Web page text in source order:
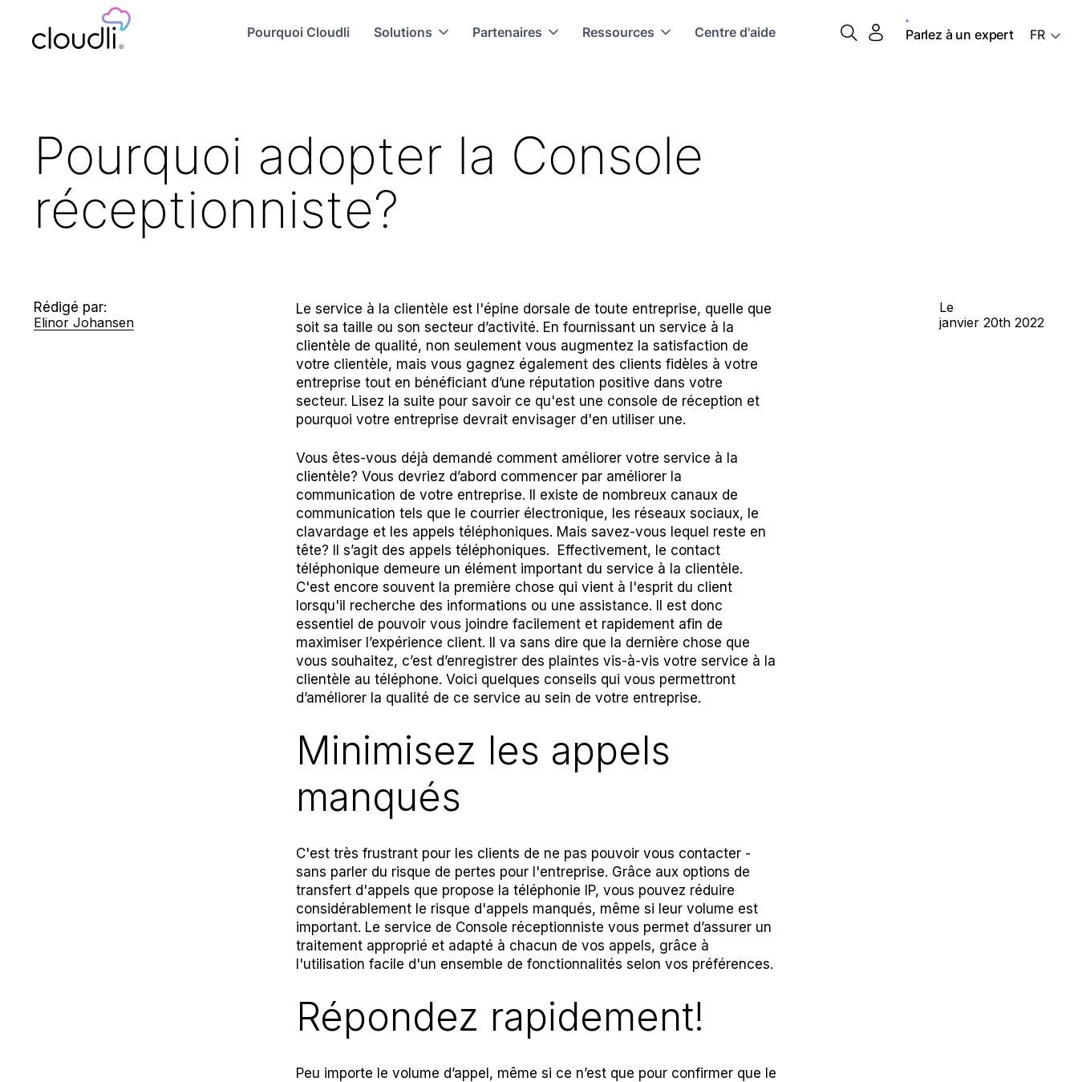
Pourquoi Cloudli Solutions Partenaires Ressources Centre d'aide Parlez à un expert
Pourquoi adopter la Console
réceptionniste?
Rédigé par:
Elinor Johansen
Le service à la clientèle est l'épine dorsale de toute entreprise, quelle que
soit sa taille ou son secteur d’activité. En fournissant un service à la
clientèle de qualité, non seulement vous augmentez la satisfaction de
votre clientèle, mais vous gagnez également des clients fidèles à votre
entreprise tout en bénéficiant d’une réputation positive dans votre
secteur. Lisez la suite pour savoir ce qu'est une console de réception et
pourquoi votre entreprise devrait envisager d'en utiliser une.
Vous êtes-vous déjà demandé comment améliorer votre service à la
clientèle? Vous devriez d’abord commencer par améliorer la
communication de votre entreprise. Il existe de nombreux canaux de
communication tels que le courrier électronique, les réseaux sociaux, le
clavardage et les appels téléphoniques. Mais savez-vous lequel reste en
tête? Il s’agit des appels téléphoniques. Effectivement, le contact
téléphonique demeure un élément important du service à la clientèle.
C'est encore souvent la première chose qui vient à l'esprit du client
lorsqu'il recherche des informations ou une assistance. Il est donc
essentiel de pouvoir vous joindre facilement et rapidement afin de
maximiser l’expérience client. Il va sans dire que la dernière chose que
vous souhaitez, c’est d’enregistrer des plaintes vis-à-vis votre service à la
clientèle au téléphone. Voici quelques conseils qui vous permettront
d’améliorer la qualité de ce service au sein de votre entreprise.
Minimisez les appels
manqués
C'est très frustrant pour les clients de ne pas pouvoir vous contacter -
sans parler du risque de pertes pour l'entreprise. Grâce aux options de
transfert d'appels que propose la téléphonie IP, vous pouvez réduire
considérablement le risque d'appels manqués, même si leur volume est
important. Le service de Console réceptionniste vous permet d’assurer un
traitement approprié et adapté à chacun de vos appels, grâce à
l'utilisation facile d'un ensemble de fonctionnalités selon vos préférences.
Répondez rapidement!
Peu importe le volume d’appel, même si ce n’est que pour confirmer que le
Le
janvier 20th 2022